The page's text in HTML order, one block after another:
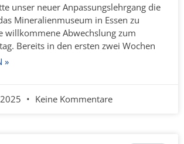
unser neuer Anpassungslehrgang die
Mineralienmuseum in Essen zu
willkommene Abwechslung zum
Bereits in den ersten zwei Wochen
»
Keine Kommentare